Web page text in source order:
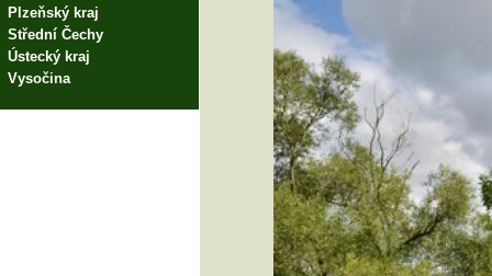
Plzeňský kraj
Střední Čechy
Ústecký kraj
Vysočina